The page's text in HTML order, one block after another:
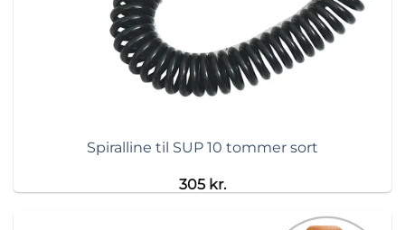
Spiralline til SUP 10 tommer sort
305 kr.